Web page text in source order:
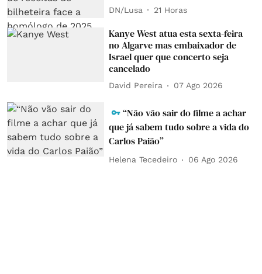
DN/Lusa 21 Horas
Kanye West atua esta sexta-feira
no Algarve mas embaixador de
Israel quer que concerto seja
cancelado
David Pereira 07 Ago 2026
“Não vão sair do filme a achar
que já sabem tudo sobre a vida do
Carlos Paião”
Helena Tecedeiro 06 Ago 2026